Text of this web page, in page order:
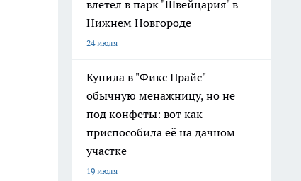
влетел в парк "Швейцария" в
Нижнем Новгороде
24 июля
Купила в "Фикс Прайс"
обычную менажницу, но не
под конфеты: вот как
приспособила её на дачном
участке
19 июля